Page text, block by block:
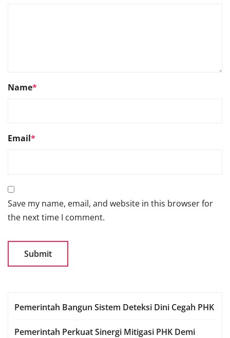
Name*
Email*
Save my name, email, and website in this browser for
the next time I comment.
Pemerintah Bangun Sistem Deteksi Dini Cegah PHK
Pemerintah Perkuat Sinergi Mitigasi PHK Demi